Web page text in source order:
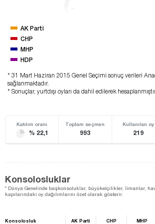
AK Parti
CHP
MHP
HDP
* 31 Mart Haziran 2015 Genel Seçimi sonuç verileri
sağlanmaktadır.
* Sonuçlar, yurtdışı oyları da dahil edilerek
Katılım oranı
% 22,1
Toplam seçmen
993
Kullanılan oy
219
Konsolosluklar
* Dünya Genelinde başkonsoluklar, büyükelçilikler, limanlar,
kapılarındaki oy dağılımlarını özet olarak gösterir.
Konsolosluk AK Parti CHP MHP